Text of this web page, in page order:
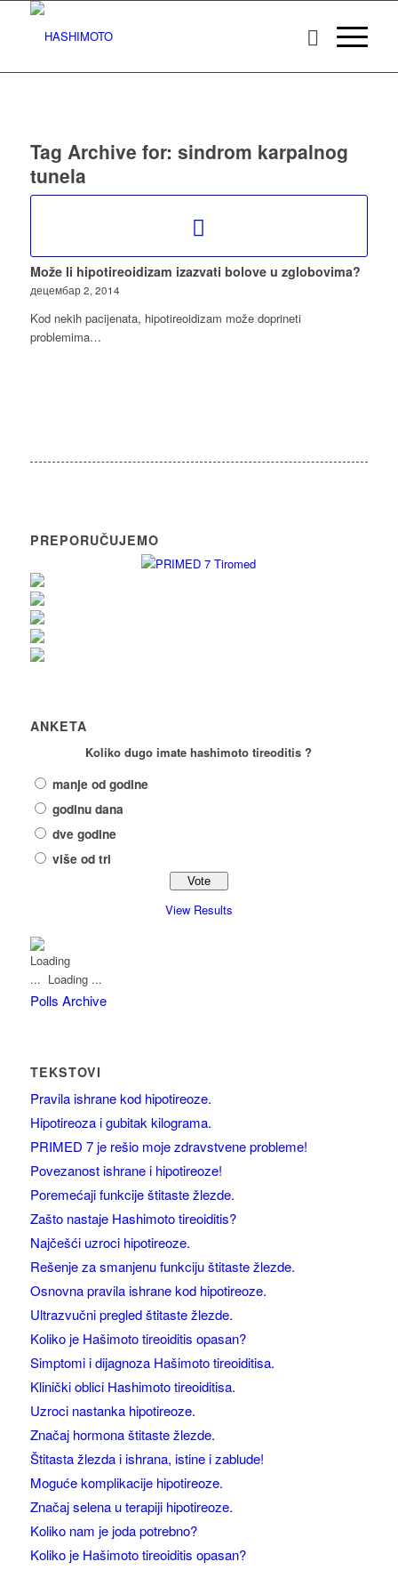
Tag Archive for: sindrom karpalnog
tunela
Može li hipotireoidizam izazvati bolove u zglobovima?
децембар 2, 2014
Kod nekih pacijenata, hipotireoidizam može doprineti
problemima…
PREPORUČUJEMO
ANKETA
Koliko dugo imate hashimoto tireoditis ?
manje od godine
godinu dana
dve godine
više od tri
View Results
Loading ...
Polls Archive
TEKSTOVI
Pravila ishrane kod hipotireoze.
Hipotireoza i gubitak kilograma.
PRIMED 7 je rešio moje zdravstvene probleme!
Povezanost ishrane i hipotireoze!
Poremećaji funkcije štitaste žlezde.
Zašto nastaje Hashimoto tireoiditis?
Najčešći uzroci hipotireoze.
Rešenje za smanjenu funkciju štitaste žlezde.
Osnovna pravila ishrane kod hipotireoze.
Ultrazvučni pregled štitaste žlezde.
Koliko je Hašimoto tireoiditis opasan?
Simptomi i dijagnoza Hašimoto tireoiditisa.
Klinički oblici Hashimoto tireoiditisa.
Uzroci nastanka hipotireoze.
Značaj hormona štitaste žlezde.
Štitasta žlezda i ishrana, istine i zablude!
Moguće komplikacije hipotireoze.
Značaj selena u terapiji hipotireoze.
Koliko nam je joda potrebno?
Koliko je Hašimoto tireoiditis opasan?